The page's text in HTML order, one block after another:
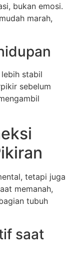
bukan emosi.
marah,
stabil
sebelum
tetapi juga
memanah,
tubuh
saat